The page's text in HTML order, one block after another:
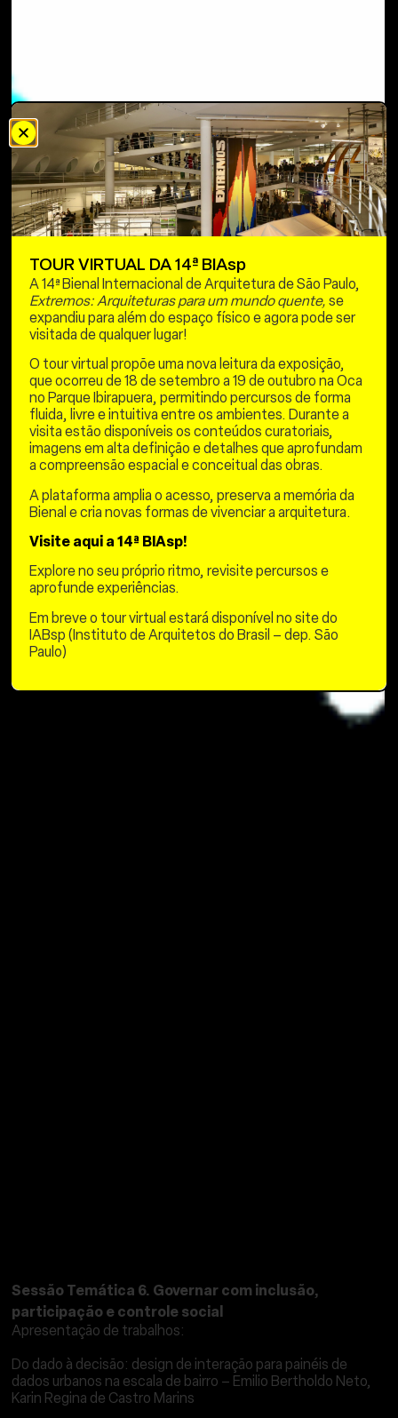
Sessão Temática 6. Governar com inclusão,
participação e controle social
Apresentação de trabalhos:
Do dado à decisão: design de interação para painéis de
dados urbanos na escala de bairro – Emilio Bertholdo Neto,
Karin Regina de Castro Marins
TOUR VIRTUAL DA 14ª BIAsp
A 14ª Bienal Internacional de Arquitetura de São Paulo,
Extremos: Arquiteturas para um mundo quente, se
expandiu para além do espaço físico e agora pode ser
visitada de qualquer lugar!
O tour virtual propõe uma nova leitura da exposição,
que ocorreu de 18 de setembro a 19 de outubro na Oca
no Parque Ibirapuera, permitindo percursos de forma
fluida, livre e intuitiva entre os ambientes. Durante a
visita estão disponíveis os conteúdos curatoriais,
imagens em alta definição e detalhes que aprofundam
a compreensão espacial e conceitual das obras.
A plataforma amplia o acesso, preserva a memória da
Bienal e cria novas formas de vivenciar a arquitetura.
Visite aqui a 14ª BIAsp!
Explore no seu próprio ritmo, revisite percursos e
aprofunde experiências.
Em breve o tour virtual estará disponível no site do
IABsp (Instituto de Arquitetos do Brasil – dep. São
Paulo)